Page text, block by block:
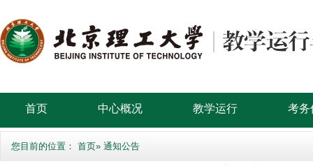
首页 中心概况 教学运行 考务
您目前的位置： 首页» 通知公告